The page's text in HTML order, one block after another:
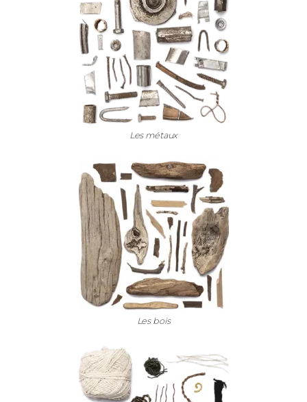
Les métaux
Les bois